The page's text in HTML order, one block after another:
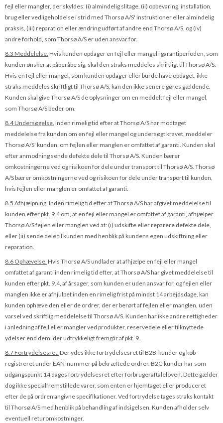
fejl eller mangler, der skyldes: (i) almindelig slitage, (ii) opbevaring, installa­tion,
brug eller vedligeholdelse i strid med Thorsø A/S' instruktioner eller almindelig
praksis, (iii) reparation eller ændring udført af andre end Thorsø A/S, og (iv)
andre forhold, som Thorsø A/S er uden ansvar for.
8.3 Meddelelse. Hvis kunden opdager en fejl eller mangel i garantiperioden, som
kunden ønsker at påberåbe sig, skal den straks meddeles skriftligt til Thorsø A/S.
Hvis en fejl eller mangel, som kunden opdager eller burde have opdaget, ikke
straks meddeles skriftligt til Thorsø A/S, kan den ikke senere gøres gældende.
Kunden skal give Thorsø A/S de oplysninger om en meddelt fejl eller mangel,
som Thorsø A/S beder om.
8.4 Undersøgelse. Inden rimelig tid efter at Thorsø A/S har modtaget
meddelelse fra kun­den om en fejl eller mangel og undersøgt kravet, meddeler
Thorsø A/S' kunden, om fejlen eller manglen er omfattet af garanti. Kunden skal
efter anmodning sende defekte dele til Thorsø A/S. Kunden bærer
omkostningerne ved og risikoen for dele under transport til Thorsø A/S. Thorsø
A/S bærer omkostningerne ved og risikoen for dele under transport til kunden,
hvis fejlen eller manglen er omfattet af garanti.
8.5 Afhjælpning. Inden rimelig tid efter at Thorsø A/S har afgivet meddelelse til
kunden efter pkt. 9.4 om, at en fejl eller mangel er omfattet af garanti, afhjælper
Thorsø A/S fejlen eller manglen ved at: (i) udskifte eller reparere defekte dele,
eller (ii) sende dele til kunden med henblik på kundens egen udskiftning eller
reparation.
8.6 Ophævelse. Hvis Thorsø A/S undlader at afhjælpe en fejl eller mangel
omfattet af garanti inden rimelig tid efter, at Thorsø A/S har givet meddelelse til
kunden efter pkt. 9.4, af årsager, som kunden er uden ansvar for, og fejlen eller
manglen ikke er afhjulpet inden en rimelig frist på mindst 14 arbejdsdage, kan
kunden ophæve den eller de ordrer, der er berørt af fejlen eller manglen, uden
varsel ved skriftlig meddelelse til Thorsø A/S. Kunden har ikke andre rettigheder
i anledning af fejl eller mangler ved produkter, reservedele eller tilknyttede
ydelser end dem, der udtrykkeligt fremgår af pkt. 9.
8.7 Fortrydelsesret. Der ydes ikke fortrydelsesret til B2B-kunder og køb
registreret under EAN-nummer på bekræftede ordrer. B2C-kunder har som
udgangspunkt 14 dages fortrydelsesret efter forbrugeraftaleloven. Dette gælder
dog ikke specialfremstillede varer, som enten er hjemtaget eller produceret
efter de på ordren angivne specifikationer. Ved fortrydelse tages straks kontakt
til Thorsø A/S med henblik på behandling af indsigelsen. Kunden afholder selv
eventuell returomkostninger.